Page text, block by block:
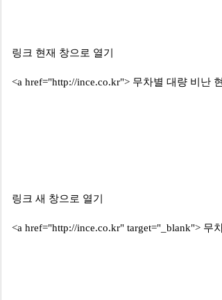
링크 현재 창으로 열기
<a href="http://ince.co.kr"> 무차별 대량 비난
링크 새 창으로 열기
<a href="http://ince.co.kr" target="_blank"> 무